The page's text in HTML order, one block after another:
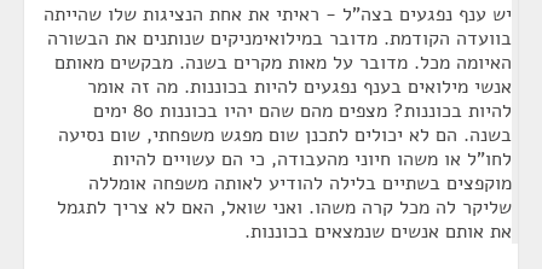
יש ענף נפגעים בצה"ל - ראיתי את אחת הנציגות שלו שהייתה
בוועדה הקודמת. מדובר במילואימניקים שנותנים את הבשורה
האיומה מכל. מדובר על מאות מקרים בשנה. מבקשים מאותם
אנשי מילואים בענף נפגעים להיות בכוננות. מה זה אומר
להיות בכוננות? מצפים מהם שהם יהיו בכוננות 80 ימים
בשנה. הם לא יכולים לתכנן שום מפגש משפחתי, שום נסיעה
לחו"ל או משהו חיוני מהעבודה, כי הם עשויים להיות
מוקפצים בשתיים בלילה להודיע לאותה משפחה אומללה
שליקר לה מכל קרה משהו. ואני שואל, האם לא צריך לתגמל
את אותם אנשים שנמצאים בכוננות.